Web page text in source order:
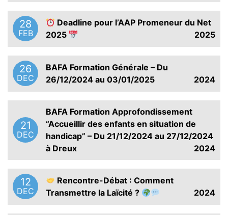
28
FEB
Deadline pour l’AAP Promeneur du Net
2025
2025
26
DEC
BAFA Formation Générale – Du
26/12/2024 au 03/01/2025
2024
21
DEC
BAFA Formation Approfondissement
“Accueillir des enfants en situation de
handicap” – Du 21/12/2024 au 27/12/2024
à Dreux
2024
12
DEC
Rencontre-Débat : Comment
Transmettre la Laïcité ?
2024